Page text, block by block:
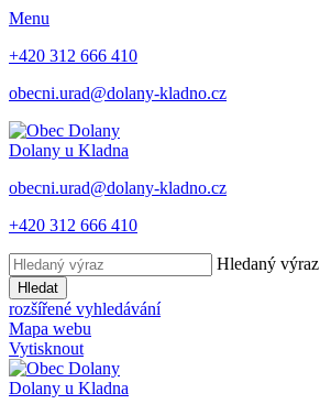
Menu
+420 312 666 410
obecni.urad@dolany-kladno.cz
Dolany u Kladna
obecni.urad@dolany-kladno.cz
+420 312 666 410
Hledaný výraz
Hledat
rozšířené vyhledávání
Mapa webu
Vytisknout
Dolany u Kladna